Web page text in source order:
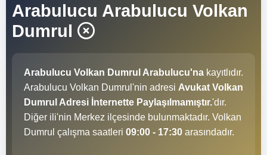
Arabulucu Arabulucu Volkan
Dumrul
Arabulucu Volkan Dumrul Arabulucu'na kayıtlıdır.
Arabulucu Volkan Dumrul'nin adresi Avukat Volkan
Dumrul Adresi İnternette Paylaşılmamıştır.'dır.
Diğer ili'nin Merkez ilçesinde bulunmaktadır. Volkan
Dumrul çalışma saatleri 09:00 - 17:30 arasındadır.